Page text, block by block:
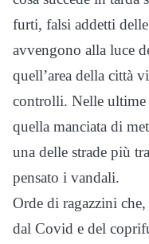
furti, falsi addetti
avvengono alla luce
quell’area della città
controlli. Nelle ultime
quella manciata di
una delle strade più
pensato i vandali.
Orde di ragazzini
dal Covid e del